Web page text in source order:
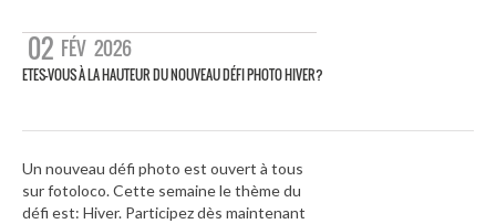
02 FÉV 2026
ETES-VOUS À LA HAUTEUR DU NOUVEAU DÉFI PHOTO HIVER?
Un nouveau défi photo est ouvert à tous
sur fotoloco. Cette semaine le thème du
défi est: Hiver. Participez dès maintenant